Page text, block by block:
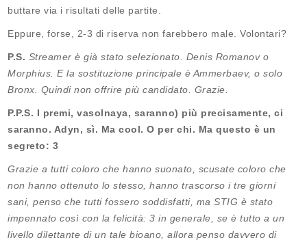
buttare via i risultati delle partite.
Eppure, forse, 2-3 di riserva non farebbero male. Volontari?
P.S. Streamer è già stato selezionato. Denis Romanov o
Morphius. E la sostituzione principale è Ammerbaev, o solo
Bronx. Quindi non offrire più candidato. Grazie.
P.P.S. I premi, vasolnaya, saranno) più precisamente, ci
saranno. Adyn, sì. Ma cool. O per chi. Ma questo è un
segreto: 3
Grazie a tutti coloro che hanno suonato, scusate coloro che
non hanno ottenuto lo stesso, hanno trascorso i tre giorni
sani, penso che tutti fossero soddisfatti, ma STIG è stato
impennato così con la felicità: 3 in generale, se è tutto a un
livello dilettante di un tale bioano, allora penso davvero di